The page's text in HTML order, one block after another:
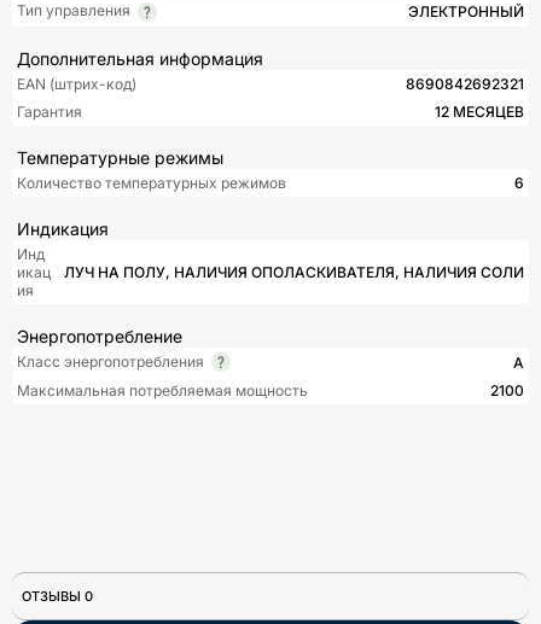
Тип управления ЭЛЕКТРОННЫЙ
Дополнительная информация
EAN (штрих-код)
8690842692321
Гарантия
12 МЕСЯЦЕВ
Температурные режимы
Количество температурных режимов 6
Индикация
Инд
икац
ия
ЛУЧ НА ПОЛУ, НАЛИЧИЯ ОПОЛАСКИВАТЕЛЯ, НАЛИЧИЯ СОЛИ
Энергопотребление
Класс энергопотребления
A
Максимальная потребляемая мощность
2100
ОТЗЫВЫ 0